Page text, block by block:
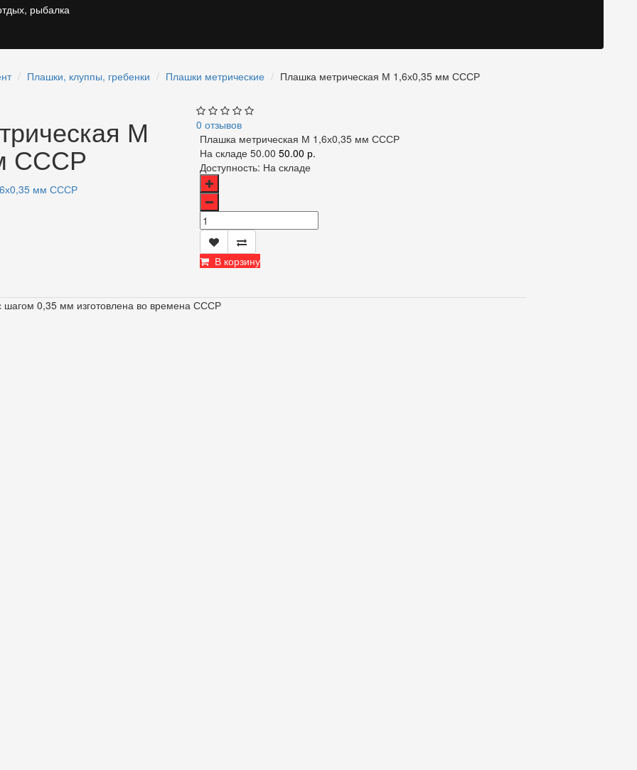
рыбалка
Плашки, клуппы, гребенки Плашки метрические Плашка метрическая М 1,6х0,35 мм СССР
М
СССР
0 отзывов
Плашка метрическая М 1,6х0,35 мм СССР
На складе50.00 50.00 р.
Доступность: На складе
В корзину
0,35 мм изготовлена во времена СССР